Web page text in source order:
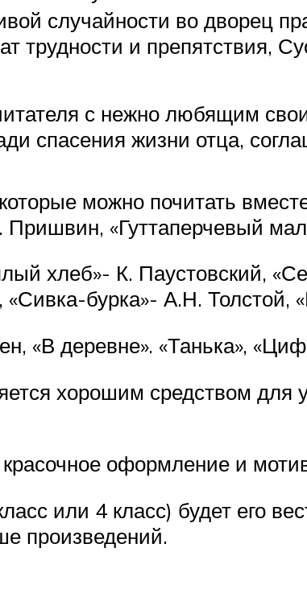
случайности во дворец
трудности и препятствия,
с нежно любящим
спасения жизни отца,
можно почитать
«Гуттаперчевый
хлеб»- К. Паустовский,
бурка»- А.Н. Толстой,
«В деревне». «Танька»,
хорошим средством
оформление и
или 4 класс) будет его
произведений.